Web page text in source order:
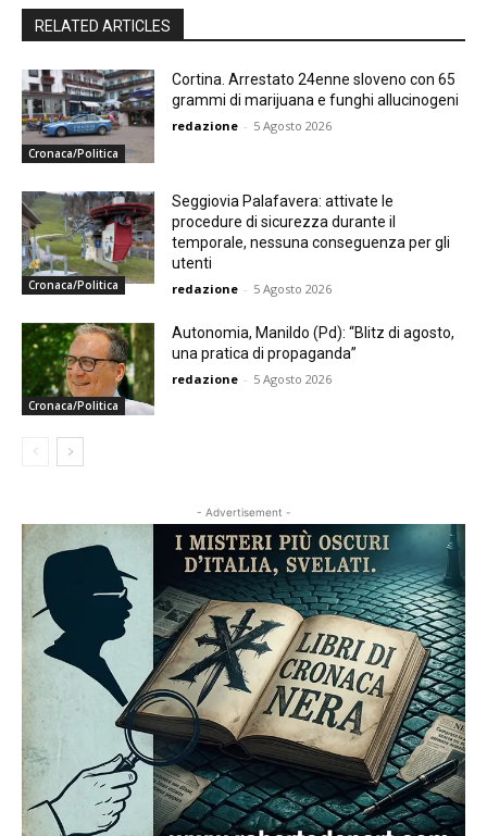
RELATED ARTICLES
Cronaca/Politica
Cortina. Arrestato 24enne sloveno con 65
grammi di marijuana e funghi allucinogeni
redazione - 5 Agosto 2026
Cronaca/Politica
Seggiovia Palafavera: attivate le
procedure di sicurezza durante il
temporale, nessuna conseguenza per gli
utenti
redazione - 5 Agosto 2026
Cronaca/Politica
Autonomia, Manildo (Pd): “Blitz di agosto,
una pratica di propaganda”
redazione - 5 Agosto 2026
- Advertisement -